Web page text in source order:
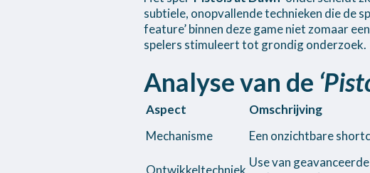
subtiele, onopvallende technieken die de
feature’ binnen deze game niet zomaar
spelers stimuleert tot grondig onderzoek.
Analyse van de
Aspect Omschrijving
Mechanisme
Een onzichtbare
Use van